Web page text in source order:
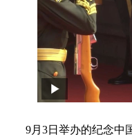
9月3日举办的纪念中国